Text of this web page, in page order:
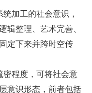
加工的社会意识，
整理、艺术完善、
定下来并跨时空传
程度，可将社会意
意识形态，前者包括